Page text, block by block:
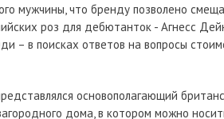
мужчины, что бренду позволено
роз для дебютанток - Агнесс
– в поисках ответов на вопросы
основополагающий
дома, в котором можно